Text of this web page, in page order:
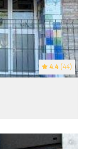
4.4 (44)